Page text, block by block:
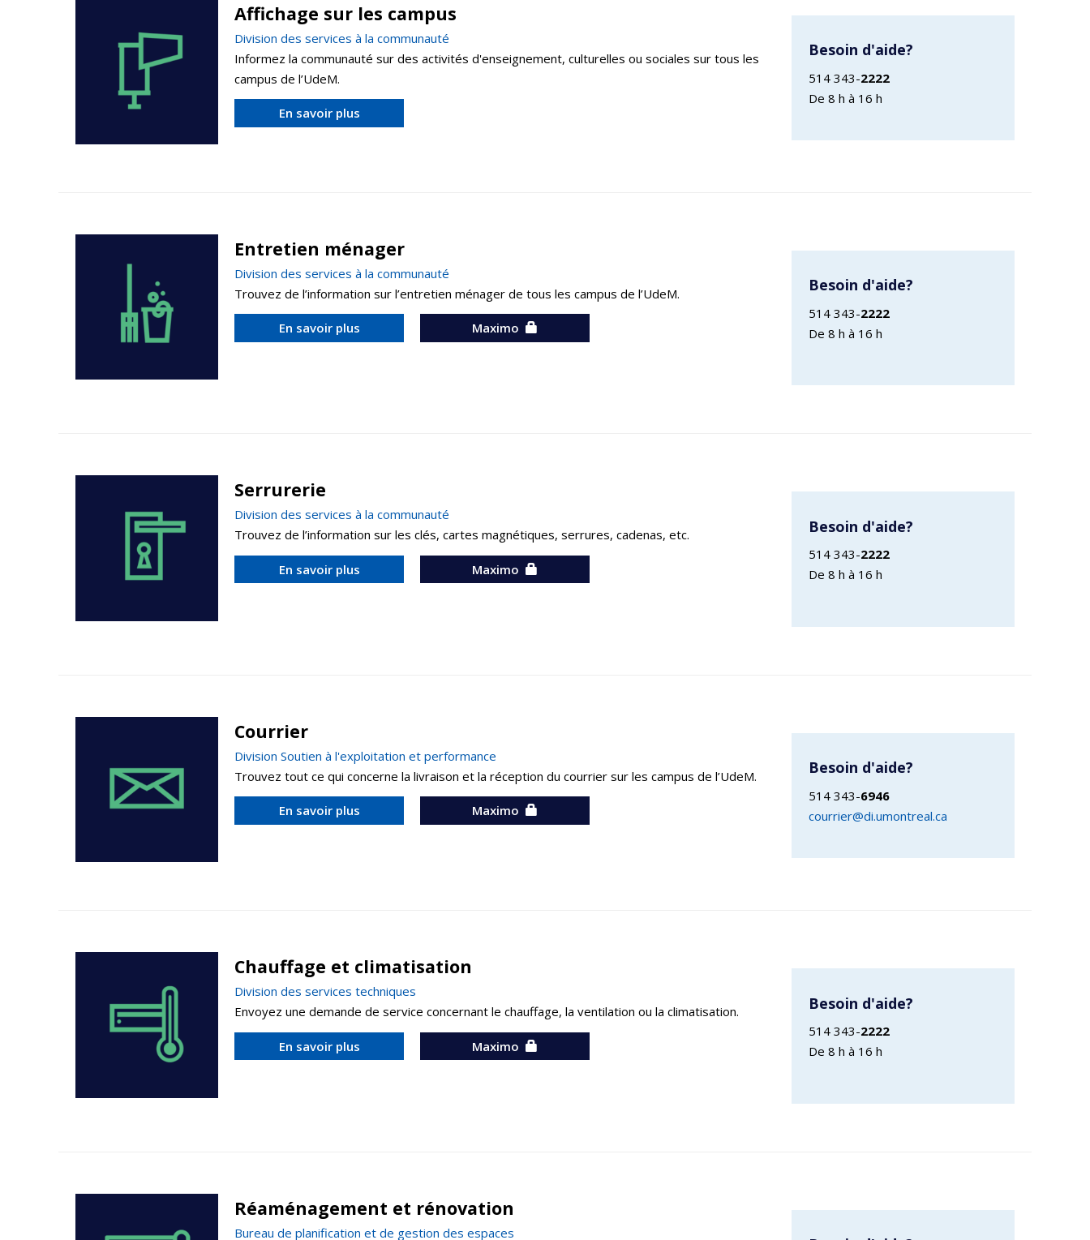
Affichage sur les campus
Division des services à la communauté
Informez la communauté sur des activités d'enseignement, culturelles ou sociales sur tous les
campus de l’UdeM.
En savoir plus
Besoin d'aide?
514 343-2222
De 8 h à 16 h
Entretien ménager
Division des services à la communauté
Trouvez de l’information sur l’entretien ménager de tous les campus de l’UdeM.
En savoir plus Maximo
Besoin d'aide?
514 343-2222
De 8 h à 16 h
Serrurerie
Division des services à la communauté
Trouvez de l’information sur les clés, cartes magnétiques, serrures, cadenas, etc.
En savoir plus Maximo
Besoin d'aide?
514 343-2222
De 8 h à 16 h
Courrier
Division Soutien à l'exploitation et performance
Trouvez tout ce qui concerne la livraison et la réception du courrier sur les campus de l’UdeM.
En savoir plus Maximo
Besoin d'aide?
514 343-6946
courrier@di.umontreal.ca
Chauffage et climatisation
Division des services techniques
Envoyez une demande de service concernant le chauffage, la ventilation ou la climatisation.
En savoir plus Maximo
Besoin d'aide?
514 343-2222
De 8 h à 16 h
Réaménagement et rénovation
Bureau de planification et de gestion des espaces